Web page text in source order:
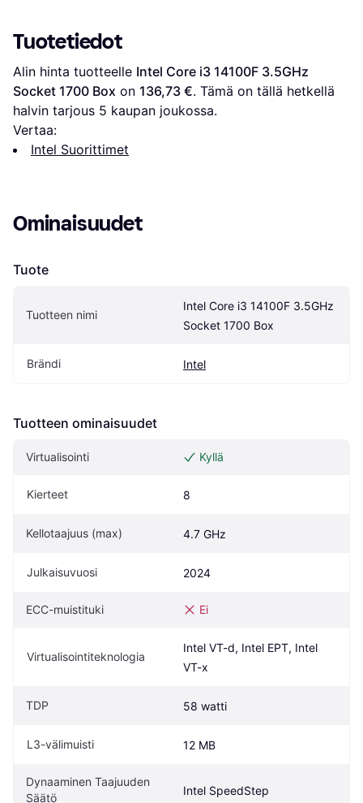
Tuotetiedot
Alin hinta tuotteelle Intel Core i3 14100F 3.5GHz
Socket 1700 Box on 136,73 €. Tämä on tällä hetkellä
halvin tarjous 5 kaupan joukossa.
Vertaa:
Intel Suorittimet
Ominaisuudet
Tuote
Tuotteen nimi
Intel Core i3 14100F 3.5GHz
Socket 1700 Box
Brändi Intel
Tuotteen ominaisuudet
Virtualisointi Kyllä
Kierteet 8
Kellotaajuus (max) 4.7 GHz
Julkaisuvuosi 2024
ECC-muistituki Ei
Virtualisointiteknologia
Intel VT-d, Intel EPT, Intel
VT-x
TDP 58 watti
L3-välimuisti 12 MB
Dynaaminen Taajuuden
Säätö
Intel SpeedStep